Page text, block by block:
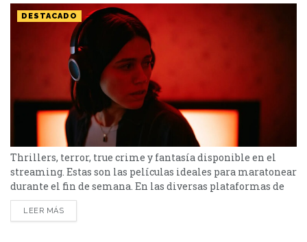
DESTACADO
Thrillers, terror, true crime y fantasía disponible en el
streaming. Estas son las películas ideales para maratonear
durante el fin de semana. En las diversas plataformas de
streaming aparecen propuestas para todos los gustos: desde
un thriller español cargado de tensión y conspiraciones,
LEER MÁS